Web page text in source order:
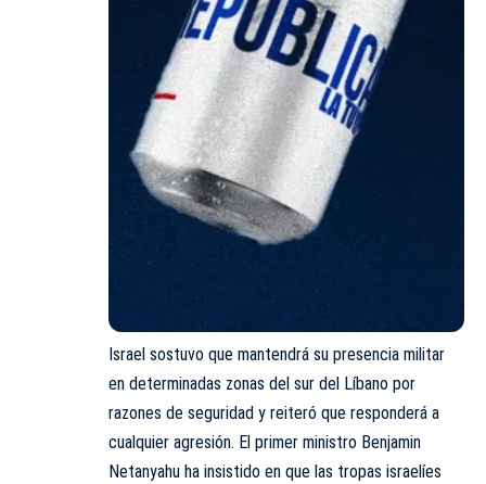
Israel sostuvo que mantendrá su presencia militar
en determinadas zonas del sur del Líbano por
razones de seguridad y reiteró que responderá a
cualquier agresión. El primer ministro Benjamin
Netanyahu ha insistido en que las tropas israelíes